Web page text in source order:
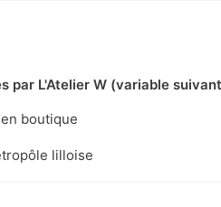
par L'Atelier W (variable
boutique
lilloise